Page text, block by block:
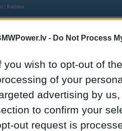
- Do Not Process
you wish to opt-out of
of your
advertising by
to confirm your
out request is
Reklāma